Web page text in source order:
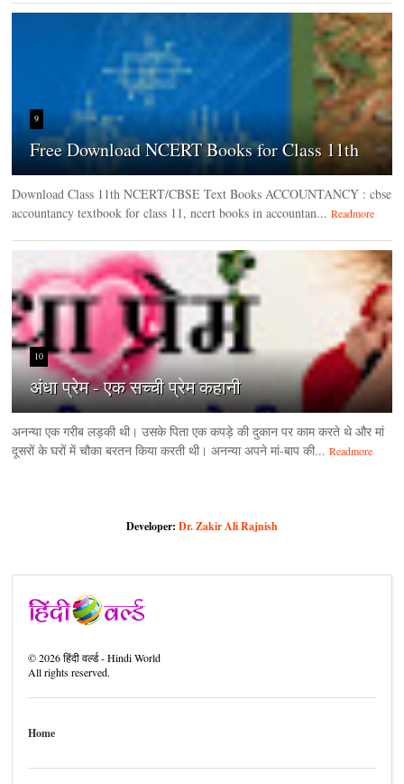
9
Free Download NCERT Books for Class 11th
Download Class 11th NCERT/CBSE Text Books ACCOUNTANCY : cbse
accountancy textbook for class 11, ncert books in accountan... Readmore
10
अंधा प्रेम - एक सच्ची प्रेम कहानी
अनन्या एक गरीब लड़की थी। उसके पिता एक कपड़े की दुकान पर काम करते थे और मां
दूसरों के घरों में चौका बरतन किया करती थी। अनन्या अपने मां-बाप की... Readmore
Developer: Dr. Zakir Ali Rajnish
©2026हिंदी वर्ल्ड - Hindi World
All rights reserved.
Home